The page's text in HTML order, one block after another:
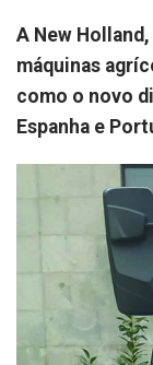
A New
máquinas
como o novo
Espanha e